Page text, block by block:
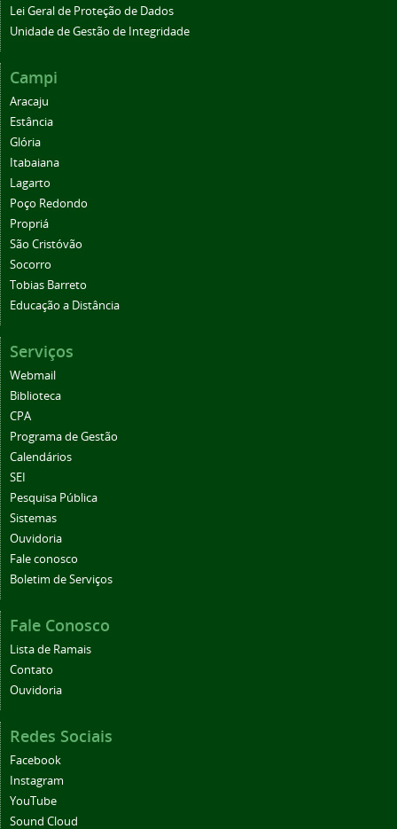
Lei Geral de Proteção de Dados
Unidade de Gestão de Integridade
Campi
Aracaju
Estância
Glória
Itabaiana
Lagarto
Poço Redondo
Propriá
São Cristóvão
Socorro
Tobias Barreto
Educação a Distância
Serviços
Webmail
Biblioteca
CPA
Programa de Gestão
Calendários
SEI
Pesquisa Pública
Sistemas
Ouvidoria
Fale conosco
Boletim de Serviços
Fale Conosco
Lista de Ramais
Contato
Ouvidoria
Redes Sociais
Facebook
Instagram
YouTube
Sound Cloud